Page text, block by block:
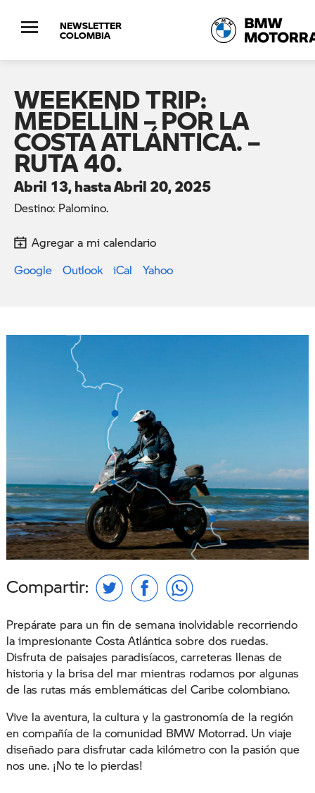
NEWSLETTER
COLOMBIA
WEEKEND TRIP:
MEDELLÍN – POR LA
COSTA ATLÁNTICA. –
RUTA 40.
Abril 13, hasta Abril 20, 2025
Destino: Palomino.
Agregar a mi calendario
Google
Outlook iCal Yahoo
Prepárate para un fin de semana inolvidable recorriendo
la impresionante Costa Atlántica sobre dos ruedas.
Disfruta de paisajes paradisíacos, carreteras llenas de
historia y la brisa del mar mientras rodamos por algunas
de las rutas más emblemáticas del Caribe colombiano.
Vive la aventura, la cultura y la gastronomía de la región
en compañía de la comunidad BMW Motorrad. Un viaje
diseñado para disfrutar cada kilómetro con la pasión que
nos une. ¡No te lo pierdas!
Compartir: